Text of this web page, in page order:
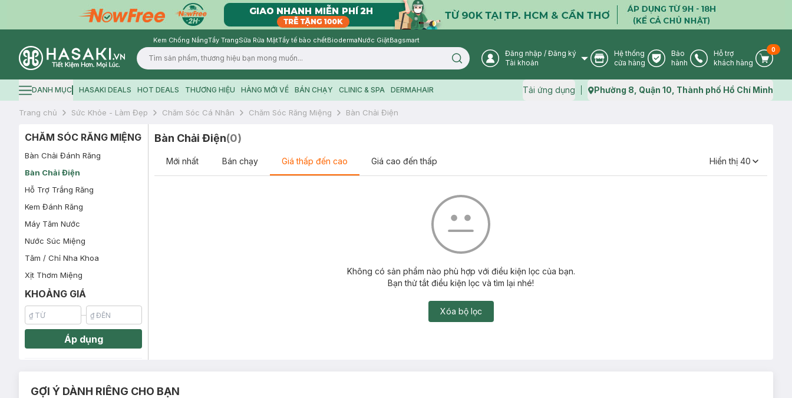
Kem Chống NắngTẩy TrangSữa Rửa MặtTẩy tế bào chếtBiodermaNước GiặtBagsmart
Logo
Search icon User Icon
Đăng nhập / Đăng ký
Tài khoản
Store Icon
Hệ thống
cửa hàng
Warranty Icon
Bảo
hành
Phone Icon
Hỗ trợ
khách hàng
Cart
0
Hamburger icon
DANH MỤC HASAKI DEALS HOT DEALS THƯƠNG HIỆU HÀNG MỚI VỀ BÁN CHẠY CLINIC & SPA DERMAHAIR Tải ứng dụng Map icon
Phường 8, Quận 10, Thành phố Hồ Chí Minh
Trang chủ Sức Khỏe - Làm Đẹp Chăm Sóc Cá Nhân Chăm Sóc Răng Miệng Bàn Chải Điện
CHĂM SÓC RĂNG MIỆNG
Bàn Chải Đánh Răng
Bàn Chải Điện
Hỗ Trợ Trắng Răng
Kem Đánh Răng
Máy Tăm Nước
Nước Súc Miệng
Tăm / Chỉ Nha Khoa
Xịt Thơm Miệng
KHOẢNG GIÁ
Áp dụng
Bàn Chải Điện(0)
Mới nhất Bán chạy Giá thấp đến cao Giá cao đến thấp Hiển thị 40
Không có sản phẩm nào phù hợp với điều kiện lọc của bạn.
Bạn thử tắt điều kiện lọc và tìm lại nhé!
Xóa bộ lọc
GỢI Ý DÀNH RIÊNG CHO BẠN